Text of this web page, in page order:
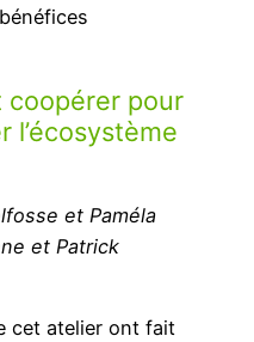
coopérer pour
l’écosystème
et Paméla
et Patrick
cet atelier ont fait